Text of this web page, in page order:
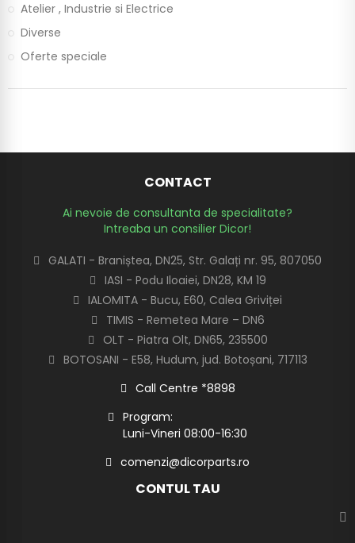
Atelier , Industrie si Electrice
Diverse
Oferte speciale
CONTACT
Ai nevoie de consultanta de specialitate?
Intreaba un consilier Dicor!
GALATI - Braniștea, DN25, Str. Galați nr. 95, 807050
IASI - Podu Iloaiei, DN28, KM 19
IALOMITA - Bucu, E60, Calea Griviței
TIMIS - Remetea Mare – DN6
OLT - Piatra Olt, DN65, 235500
BOTOSANI - E58, Hudum, jud. Botoșani, 717113
Call Centre *8898
Program:
Luni-Vineri 08:00-16:30
comenzi@dicorparts.ro
CONTUL TAU